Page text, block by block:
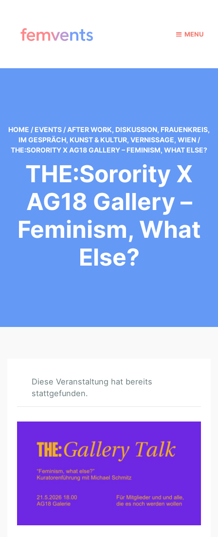
MENU
HOME / EVENTS / AFTER WORK, DISKUSSION, FRAUENKREIS,
IM GESPRÄCH, KUNST & KULTUR, VERNISSAGE, WIEN /
THE:SORORITY X AG18 GALLERY – FEMINISM, WHAT ELSE?
THE:Sorority X
AG18 Gallery –
Feminism, What
Else?
Diese Veranstaltung hat bereits
stattgefunden.